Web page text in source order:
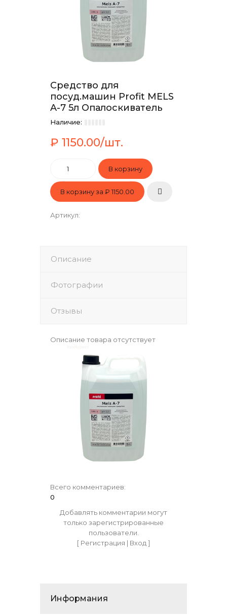
Средство для
посуд.машин Profit MELS
A-7 5л Опалоскиватель
Наличие:
₽ 1150.00/шт.
В корзину за ₽ 1150.00
Артикул:
Описание
Фотографии
Отзывы
Описание товара отсутствует
Всего комментариев:
0
Добавлять комментарии могут
только зарегистрированные
пользователи.
[ Регистрация | Вход]
Информания